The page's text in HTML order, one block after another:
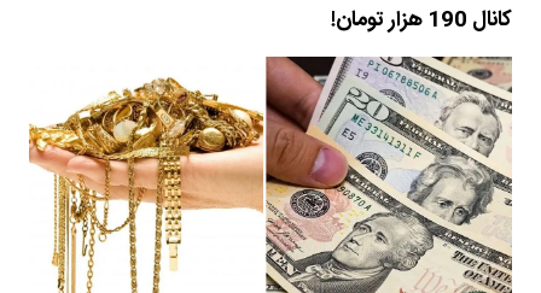
کانال 190 هزار تومان!